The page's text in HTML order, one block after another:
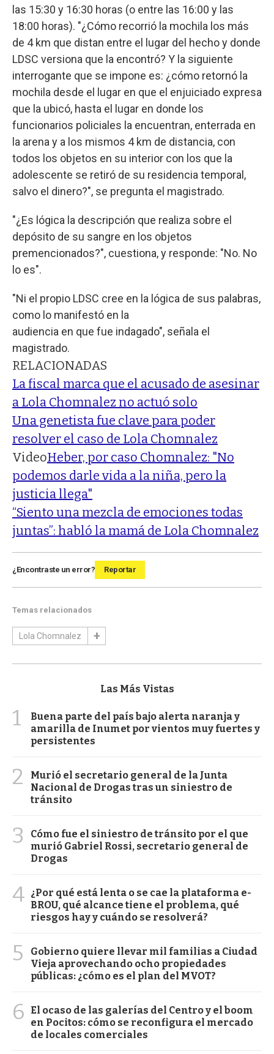
las 15:30 y 16:30 horas (o entre las 16:00 y las
18:00 horas). "¿Cómo recorrió la mochila los más
de 4 km que distan entre el lugar del hecho y donde
LDSC versiona que la encontró? Y la siguiente
interrogante que se impone es: ¿cómo retornó la
mochila desde el lugar en que el enjuiciado expresa
que la ubicó, hasta el lugar en donde los
funcionarios policiales la encuentran, enterrada en
la arena y a los mismos 4 km de distancia, con
todos los objetos en su interior con los que la
adolescente se retiró de su residencia temporal,
salvo el dinero?", se pregunta el magistrado.
"¿Es lógica la descripción que realiza sobre el
depósito de su sangre en los objetos
premencionados?", cuestiona, y responde: "No. No
lo es".
"Ni el propio LDSC cree en la lógica de sus palabras,
como lo manifestó en la
audiencia en que fue indagado", señala el
magistrado.
RELACIONADAS
La fiscal marca que el acusado de asesinar
a Lola Chomnalez no actuó solo
Una genetista fue clave para poder
resolver el caso de Lola Chomnalez
VideoHeber, por caso Chomnalez: "No
podemos darle vida a la niña, pero la
justicia llega"
“Siento una mezcla de emociones todas
juntas”: habló la mamá de Lola Chomnalez
¿Encontraste un error? Reportar
Temas relacionados
Lola Chomnalez
Las Más Vistas
1
Buena parte del país bajo alerta naranja y
amarilla de Inumet por vientos muy fuertes y
persistentes
2
Murió el secretario general de la Junta
Nacional de Drogas tras un siniestro de
tránsito
3
Cómo fue el siniestro de tránsito por el que
murió Gabriel Rossi, secretario general de
Drogas
4 ¿Por qué está lenta o se cae la plataforma e-
BROU, qué alcance tiene el problema, qué
riesgos hay y cuándo se resolverá?
5
Gobierno quiere llevar mil familias a Ciudad
Vieja aprovechando ocho propiedades
públicas: ¿cómo es el plan del MVOT?
6
El ocaso de las galerías del Centro y el boom
en Pocitos: cómo se reconfigura el mercado
de locales comerciales